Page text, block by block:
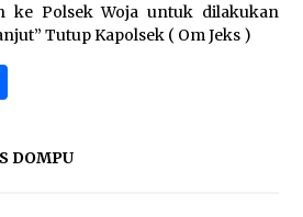
ke Polsek Woja untuk dilakukan
Tutup Kapolsek ( Om Jeks )
Share
DOMPU